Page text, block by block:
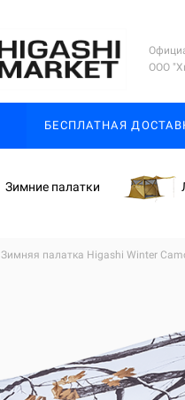
ООО
БЕСПЛАТНАЯ
Зимние палатки
Зимняя палатка Higashi Winter